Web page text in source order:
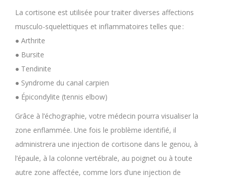
La cortisone est utilisée pour traiter diverses affections
musculo-squelettiques et inflammatoires telles que :
● Arthrite
● Bursite
● Tendinite
● Syndrome du canal carpien
● Épicondylite (tennis elbow)
Grâce à l’échographie, votre médecin pourra visualiser la
zone enflammée. Une fois le problème identifié, il
administrera une injection de cortisone dans le genou, à
l’épaule, à la colonne vertébrale, au poignet ou à toute
autre zone affectée, comme lors d’une injection de